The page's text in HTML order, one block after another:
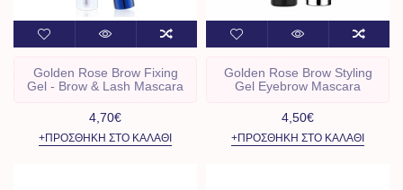
Golden Rose Brow Fixing
Gel - Brow & Lash Mascara
4,70€
+ΠΡΟΣΘΉΚΗ ΣΤΟ ΚΑΛΆΘΙ
Golden Rose Brow Styling
Gel Eyebrow Mascara
4,50€
+ΠΡΟΣΘΉΚΗ ΣΤΟ ΚΑΛΆΘΙ